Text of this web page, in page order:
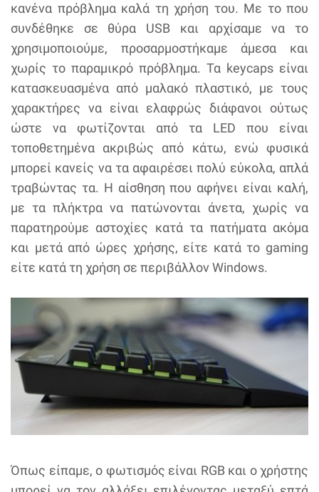
κανένα πρόβλημα καλά τη χρήση του. Με το που
συνδέθηκε σε θύρα USB και αρχίσαμε να το
χρησιμοποιούμε, προσαρμοστήκαμε άμεσα και
χωρίς το παραμικρό πρόβλημα. Τα keycaps είναι
κατασκευασμένα από μαλακό πλαστικό, με τους
χαρακτήρες να είναι ελαφρώς διάφανοι ούτως
ώστε να φωτίζονται από τα LED που είναι
τοποθετημένα ακριβώς από κάτω, ενώ φυσικά
μπορεί κανείς να τα αφαιρέσει πολύ εύκολα, απλά
τραβώντας τα. Η αίσθηση που αφήνει είναι καλή,
με τα πλήκτρα να πατώνονται άνετα, χωρίς να
παρατηρούμε αστοχίες κατά τα πατήματα ακόμα
και μετά από ώρες χρήσης, είτε κατά το gaming
είτε κατά τη χρήση σε περιβάλλον Windows.
Όπως είπαμε, ο φωτισμός είναι RGB και ο χρήστης